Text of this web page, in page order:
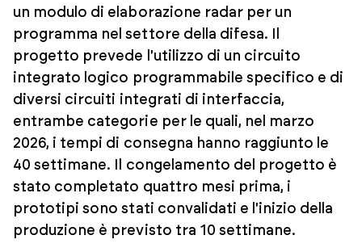
un modulo di elaborazione radar per un
programma nel settore della difesa. Il
progetto prevede l'utilizzo di un circuito
integrato logico programmabile specifico e di
diversi circuiti integrati di interfaccia,
entrambe categorie per le quali, nel marzo
2026, i tempi di consegna hanno raggiunto le
40 settimane. Il congelamento del progetto è
stato completato quattro mesi prima, i
prototipi sono stati convalidati e l'inizio della
produzione è previsto tra 10 settimane.